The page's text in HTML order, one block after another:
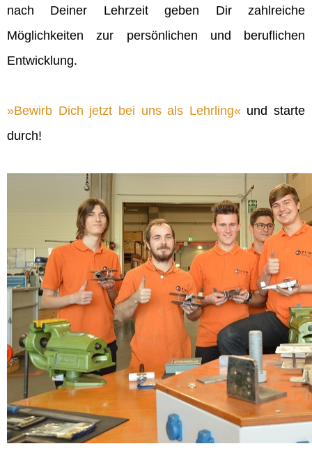
nach Deiner Lehrzeit geben Dir zahlreiche
Möglichkeiten zur persönlichen und beruflichen
Entwicklung.
Bewirb Dich jetzt bei uns als Lehrling und starte
durch!